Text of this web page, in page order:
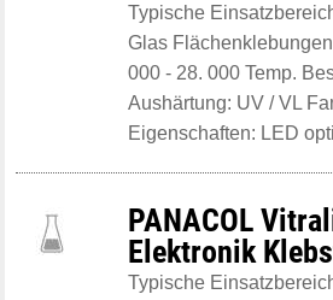
Typische
Glas
000 - 28. 000 Temp.
Aushärtung: UV / VL
Eigenschaften: LED
PANACOL
Elektronik
Typische